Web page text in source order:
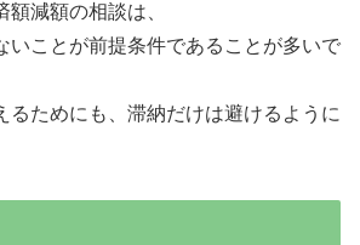
額減額の相談は、
いことが前提条件であることが多いで
るためにも、滞納だけは避けるように